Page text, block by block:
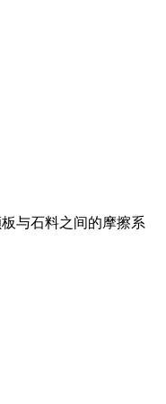
与石料之间的摩擦系